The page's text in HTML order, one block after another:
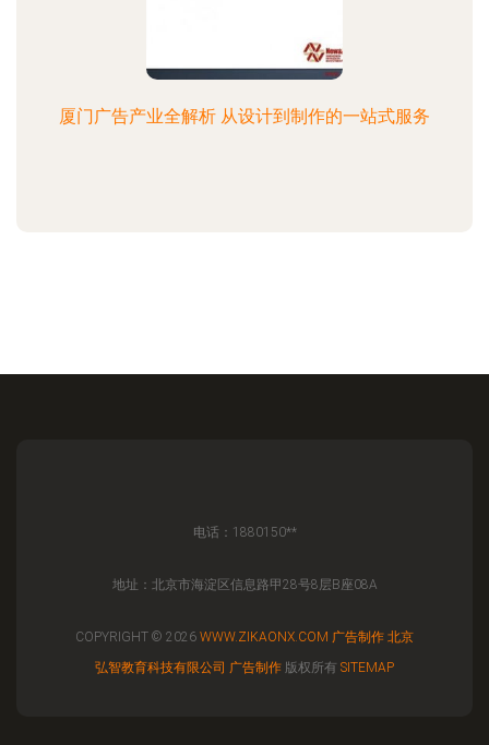
厦门广告产业全解析 从设计到制作的一站式服务
电话：1880150**
地址：北京市海淀区信息路甲28号8层B座08A
COPYRIGHT © 2026 WWW.ZIKAONX.COM 广告制作 北京
弘智教育科技有限公司 广告制作 版权所有 SITEMAP